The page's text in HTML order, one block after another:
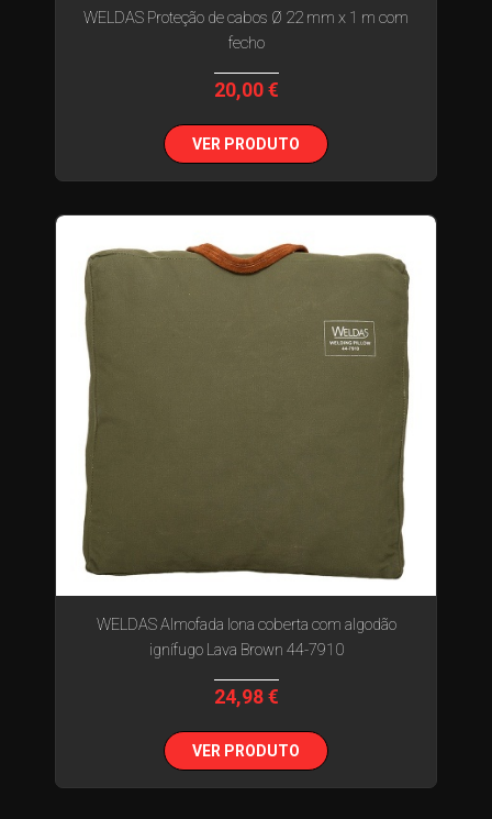
WELDAS Proteção de cabos Ø 22 mm x 1 m com
fecho
20,00 €
VER PRODUTO
WELDAS Almofada lona coberta com algodão
ignífugo Lava Brown 44-7910
24,98 €
VER PRODUTO